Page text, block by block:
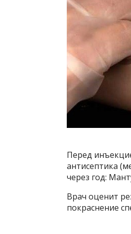
Перед
антисептика
через год:
Врач оценит
покраснение